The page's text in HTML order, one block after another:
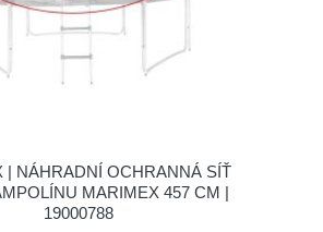
| NÁHRADNÍ OCHRANNÁ SÍŤ
MARIMEX 457 CM |
19000788